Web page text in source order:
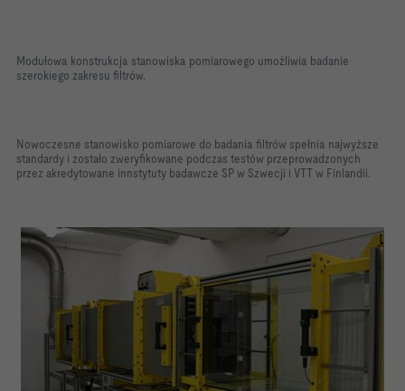
Modułowa konstrukcja stanowiska pomiarowego umożliwia badanie
szerokiego zakresu filtrów.
Nowoczesne stanowisko pomiarowe do badania filtrów spełnia najwyższe
standardy i zostało zweryfikowane podczas testów przeprowadzonych
przez akredytowane innstytuty badawcze SP w Szwecji i VTT w Finlandii.